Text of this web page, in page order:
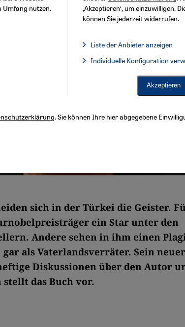
sich in der Türkei die Geister.
ein Star unter den
Andere sehen in ihm einen
als Vaterlandsverräter. Sein
Diskussionen über den Autor
stellt das Buch vor.
nutzen.
‚Akzeptieren‘, um einzuwilligen.
können Sie jederzeit widerrufen.
Liste der Anbieter anzeigen
Facebook Embed / Facebook
Individuelle Konfiguration
Akzeptieren
. Sie können Ihre hier abgegebene